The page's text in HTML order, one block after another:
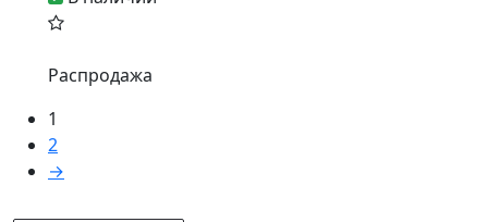
Распродажа
1
2
→